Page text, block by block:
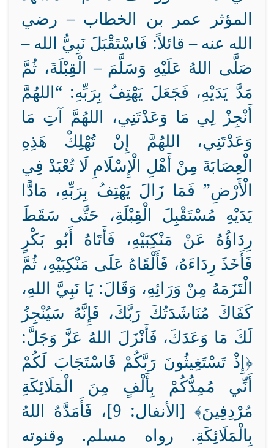
المؤثر عمر بن الخطاب – رضي
الله عنه – قائلاً: فَاسْتَقْبَلَ نَبِيُّ الله –
صَلَّى اللهُ عَلَيْهِ وَسَلَّمَ – الْقِبْلَةَ، ثُمَّ
مَدَّ يَدَيْهِ، فَجَعَلَ يَهْتِفُ بِرَبِّهِ: “اللهُمَّ
أَنْجِزْ لِي مَا وَعَدْتَنِي، اللهُمَّ آتِ مَا
وَعَدْتَنِي، اللهُمَّ إِنْ تُهْلِكْ هَذِهِ
الْعِصَابَةَ مِنْ أَهْلِ الْإِسْلَامِ لَا تُعْبَدْ فِي
الْأَرْضِ” فَمَا زَالَ يَهْتِفُ بِرَبِّهِ، مَادًّا
يَدَيْهِ مُسْتَقْبِلَ الْقِبْلَةِ، حَتَّى سَقَطَ
رِدَاؤُهُ عَنْ مَنْكِبَيْهِ، فَأَتَاهُ أَبُو بَكْرٍ
فَأَخَذَ رِدَاءَهُ، فَأَلْقَاهُ عَلَى مَنْكِبَيْهِ، ثُمَّ
الْتَزَمَهُ مِنْ وَرَائِهِ، وَقَالَ: يَا نَبِيَّ اللهِ،
كَفَاكَ مُنَاشَدَتُكَ رَبَّكَ، فَإِنَّهُ سَيُنْجِزُ
لَكَ مَا وَعَدَكَ، فَأَنْزَلَ اللهُ عَزَّ وَجَلَّ:
﴿إِذْ تَسْتَغِيثُونَ رَبَّكُمْ فَاسْتَجَابَ لَكُمْ
أَنِّي مُمِدُّكُمْ بِأَلْفٍ مِنَ الْمَلَائِكَةِ
مُرْدِفِينَ﴾ [الأنفال: 9]، فَأَمَدَّهُ اللهُ
بِالْمَلَائِكَةِ. رواه مسلم. وقنوته